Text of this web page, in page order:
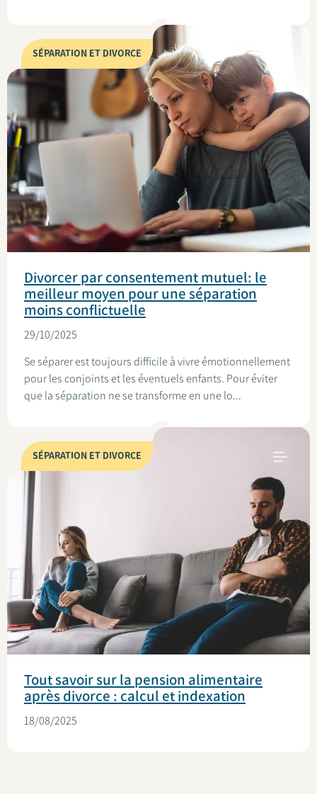
SÉPARATION ET DIVORCE
Divorcer par consentement mutuel: le
meilleur moyen pour une séparation
moins conflictuelle
29/10/2025
Se séparer est toujours difficile à vivre émotionnellement
pour les conjoints et les éventuels enfants. Pour éviter
que la séparation ne se transforme en une lo...
SÉPARATION ET DIVORCE
Tout savoir sur la pension alimentaire
après divorce : calcul et indexation
18/08/2025